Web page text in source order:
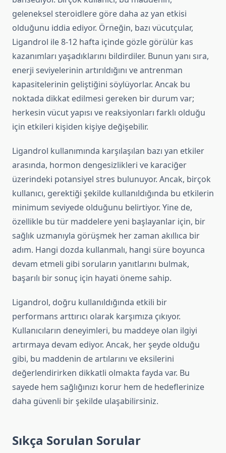
geleneksel steroidlere göre daha az yan etkisi
olduğunu iddia ediyor. Örneğin, bazı vücutçular,
Ligandrol ile 8-12 hafta içinde gözle görülür kas
kazanımları yaşadıklarını bildirdiler. Bunun yanı sıra,
enerji seviyelerinin artırıldığını ve antrenman
kapasitelerinin geliştiğini söylüyorlar. Ancak bu
noktada dikkat edilmesi gereken bir durum var;
herkesin vücut yapısı ve reaksiyonları farklı olduğu
için etkileri kişiden kişiye değişebilir.
Ligandrol kullanımında karşılaşılan bazı yan etkiler
arasında, hormon dengesizlikleri ve karaciğer
üzerindeki potansiyel stres bulunuyor. Ancak, birçok
kullanıcı, gerektiği şekilde kullanıldığında bu etkilerin
minimum seviyede olduğunu belirtiyor. Yine de,
özellikle bu tür maddelere yeni başlayanlar için, bir
sağlık uzmanıyla görüşmek her zaman akıllıca bir
adım. Hangi dozda kullanmalı, hangi süre boyunca
devam etmeli gibi soruların yanıtlarını bulmak,
başarılı bir sonuç için hayati öneme sahip.
Ligandrol, doğru kullanıldığında etkili bir
performans arttırıcı olarak karşımıza çıkıyor.
Kullanıcıların deneyimleri, bu maddeye olan ilgiyi
artırmaya devam ediyor. Ancak, her şeyde olduğu
gibi, bu maddenin de artılarını ve eksilerini
değerlendirirken dikkatli olmakta fayda var. Bu
sayede hem sağlığınızı korur hem de hedeflerinize
daha güvenli bir şekilde ulaşabilirsiniz.
Sıkça Sorulan Sorular